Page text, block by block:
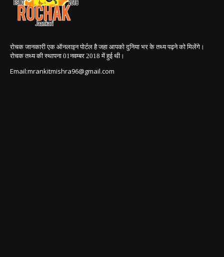
रोचक जानकारी एक ऑनलाइन पोर्टल है जहा आपको दुनिया भर के तथ्य पढ़ने को मिलेंगे।
रोचक तथ्य की स्थापना 01नवम्बर 2018में हुई थी।
Email:mrankitmishra96@gmail.com